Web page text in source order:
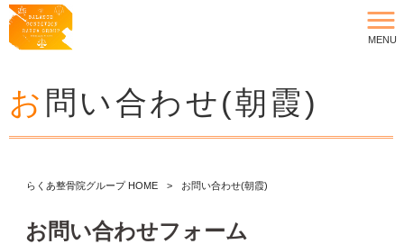
MENU
お問い合わせ(朝霞)
らくあ整骨院グループ HOME > お問い合わせ(朝霞)
お問い合わせフォーム